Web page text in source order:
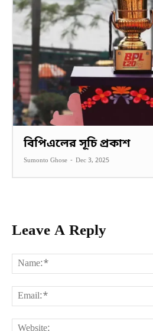
বিপিএলের সূচি প্রকাশ
Sumonto Ghose - Dec 3, 2025
Leave A Reply